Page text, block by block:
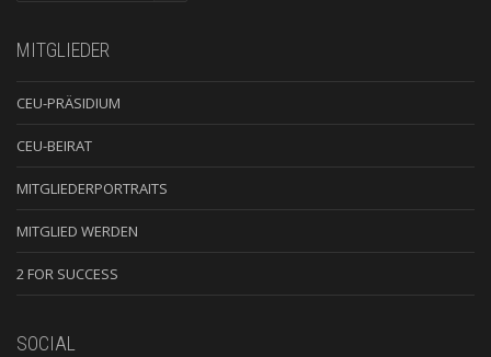
MITGLIEDER
CEU-PRÄSIDIUM
CEU-BEIRAT
MITGLIEDERPORTRAITS
MITGLIED WERDEN
2 FOR SUCCESS
SOCIAL